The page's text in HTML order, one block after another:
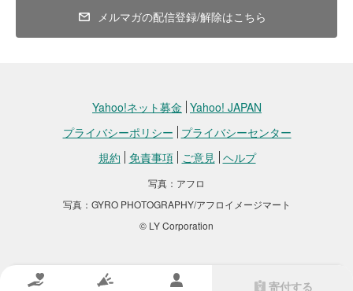
寄付する
指導を通じ、参加者は下痢、新型コロナウイルス、そのほかの感染
症リスクを低減させるスキルを習得しました。
演し、計169名の地域住民（女性121名、男性48名）に届けました。
康・衛生・ジェンダー問題に関する知識や意識、実践の向上や改善
が促進されました。
～日本の皆さまのご支援に感謝しています～
メルマガの配信登録/解除はこちら
Yahoo!ネット募金 Yahoo! JAPAN
プライバシーポリシー プライバシーセンター
規約 免責事項 ご意見 ヘルプ
写真：アフロ
写真：GYRO PHOTOGRAPHY/アフロイメージマート
© LY Corporation